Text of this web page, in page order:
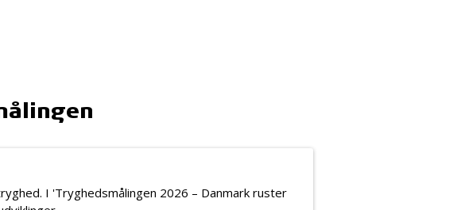
I 'Tryghedsmålingen 2026 – Danmark ruster